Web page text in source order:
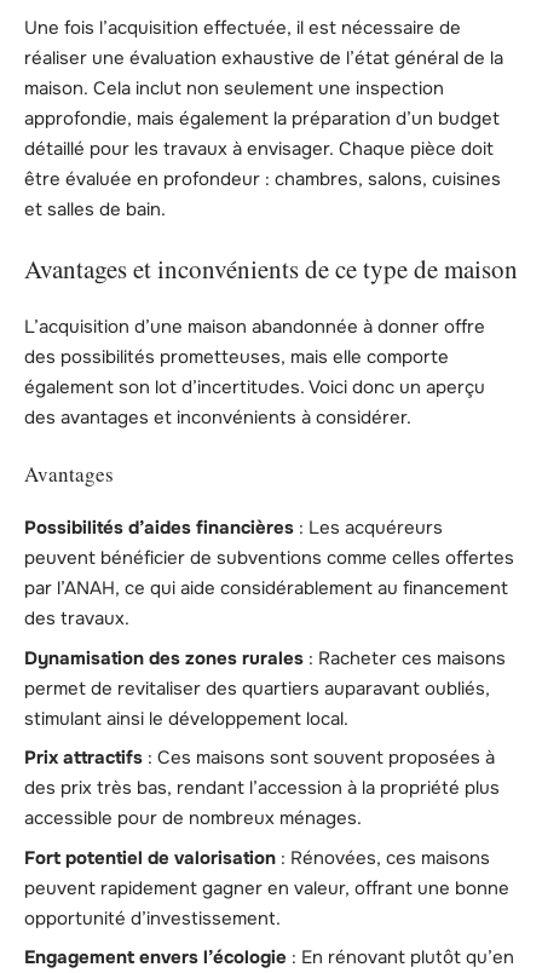
Une fois l’acquisition effectuée, il est nécessaire de
réaliser une évaluation exhaustive de l’état général de la
maison. Cela inclut non seulement une inspection
approfondie, mais également la préparation d’un budget
détaillé pour les travaux à envisager. Chaque pièce doit
être évaluée en profondeur : chambres, salons, cuisines
et salles de bain.
Avantages et inconvénients de ce type de maison
L’acquisition d’une maison abandonnée à donner offre
des possibilités prometteuses, mais elle comporte
également son lot d’incertitudes. Voici donc un aperçu
des avantages et inconvénients à considérer.
Avantages
Possibilités d’aides financières : Les acquéreurs
peuvent bénéficier de subventions comme celles offertes
par l’ANAH, ce qui aide considérablement au financement
des travaux.
Dynamisation des zones rurales : Racheter ces maisons
permet de revitaliser des quartiers auparavant oubliés,
stimulant ainsi le développement local.
Prix attractifs : Ces maisons sont souvent proposées à
des prix très bas, rendant l’accession à la propriété plus
accessible pour de nombreux ménages.
Fort potentiel de valorisation : Rénovées, ces maisons
peuvent rapidement gagner en valeur, offrant une bonne
opportunité d’investissement.
Engagement envers l’écologie : En rénovant plutôt qu’en